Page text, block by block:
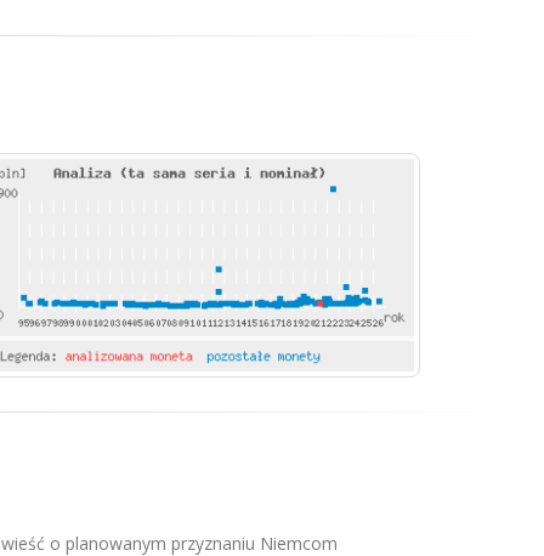
o planowanym przyznaniu Niemcom